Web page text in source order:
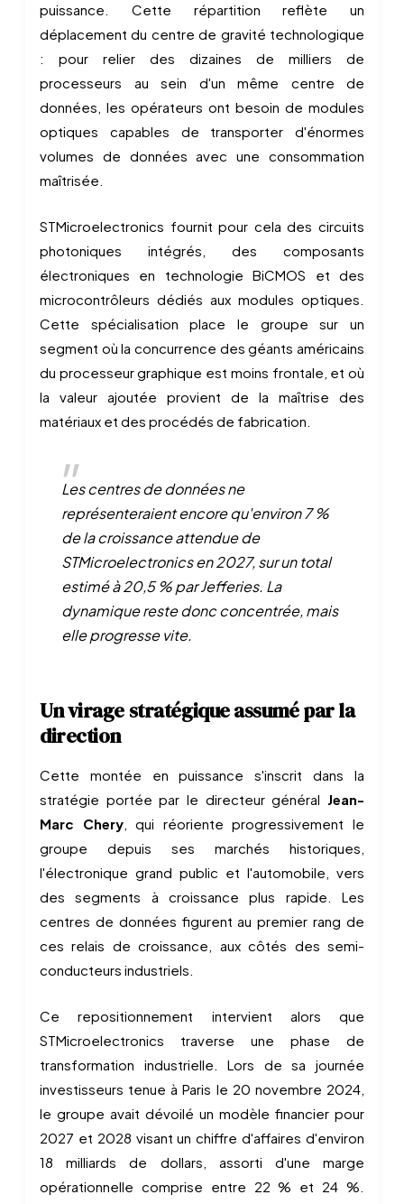
puissance. Cette répartition reflète un
déplacement du centre de gravité technologique
: pour relier des dizaines de milliers de
processeurs au sein d'un même centre de
données, les opérateurs ont besoin de modules
optiques capables de transporter d'énormes
volumes de données avec une consommation
maîtrisée.
STMicroelectronics fournit pour cela des circuits
photoniques intégrés, des composants
électroniques en technologie BiCMOS et des
microcontrôleurs dédiés aux modules optiques.
Cette spécialisation place le groupe sur un
segment où la concurrence des géants américains
du processeur graphique est moins frontale, et où
la valeur ajoutée provient de la maîtrise des
matériaux et des procédés de fabrication.
Les centres de données ne
représenteraient encore qu'environ 7 %
de la croissance attendue de
STMicroelectronics en 2027, sur un total
estimé à 20,5 % par Jefferies. La
dynamique reste donc concentrée, mais
elle progresse vite.
Un virage stratégique assumé par la
direction
Cette montée en puissance s'inscrit dans la
stratégie portée par le directeur général Jean-
Marc Chery, qui réoriente progressivement le
groupe depuis ses marchés historiques,
l'électronique grand public et l'automobile, vers
des segments à croissance plus rapide. Les
centres de données figurent au premier rang de
ces relais de croissance, aux côtés des semi-
conducteurs industriels.
Ce repositionnement intervient alors que
STMicroelectronics traverse une phase de
transformation industrielle. Lors de sa journée
investisseurs tenue à Paris le 20 novembre 2024,
le groupe avait dévoilé un modèle financier pour
2027 et 2028 visant un chiffre d'affaires d'environ
18 milliards de dollars, assorti d'une marge
opérationnelle comprise entre 22 % et 24 %.